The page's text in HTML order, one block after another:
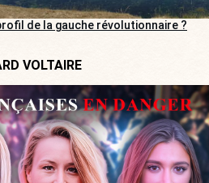
de la gauche révolutionnaire ?
VOLTAIRE